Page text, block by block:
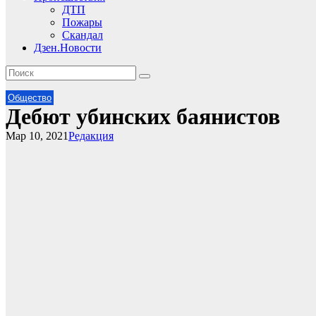
ДТП
Пожары
Скандал
Дзен.Новости
Общество
Дебют убинских баянистов
Редакция
Мар 10, 2021